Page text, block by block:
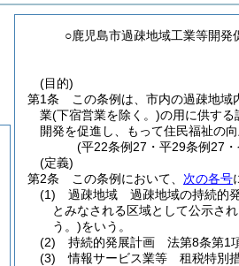
○鹿児島市過疎地域工業等開発
(目的)
第1条
この条例は、市内の過疎地
業(下宿営業を除く。)の用に供する
開発を促進し、もって住民福祉の
(平22条例27・平29条例27
(定義)
第2条
この条例において、 次の各号
(1)
過疎地域 過疎地域の持続的
とみなされる区域として公示さ
う。)をいう。
(2)
持続的発展計画 法第8条第1
(3)
情報サービス業等 租税特別